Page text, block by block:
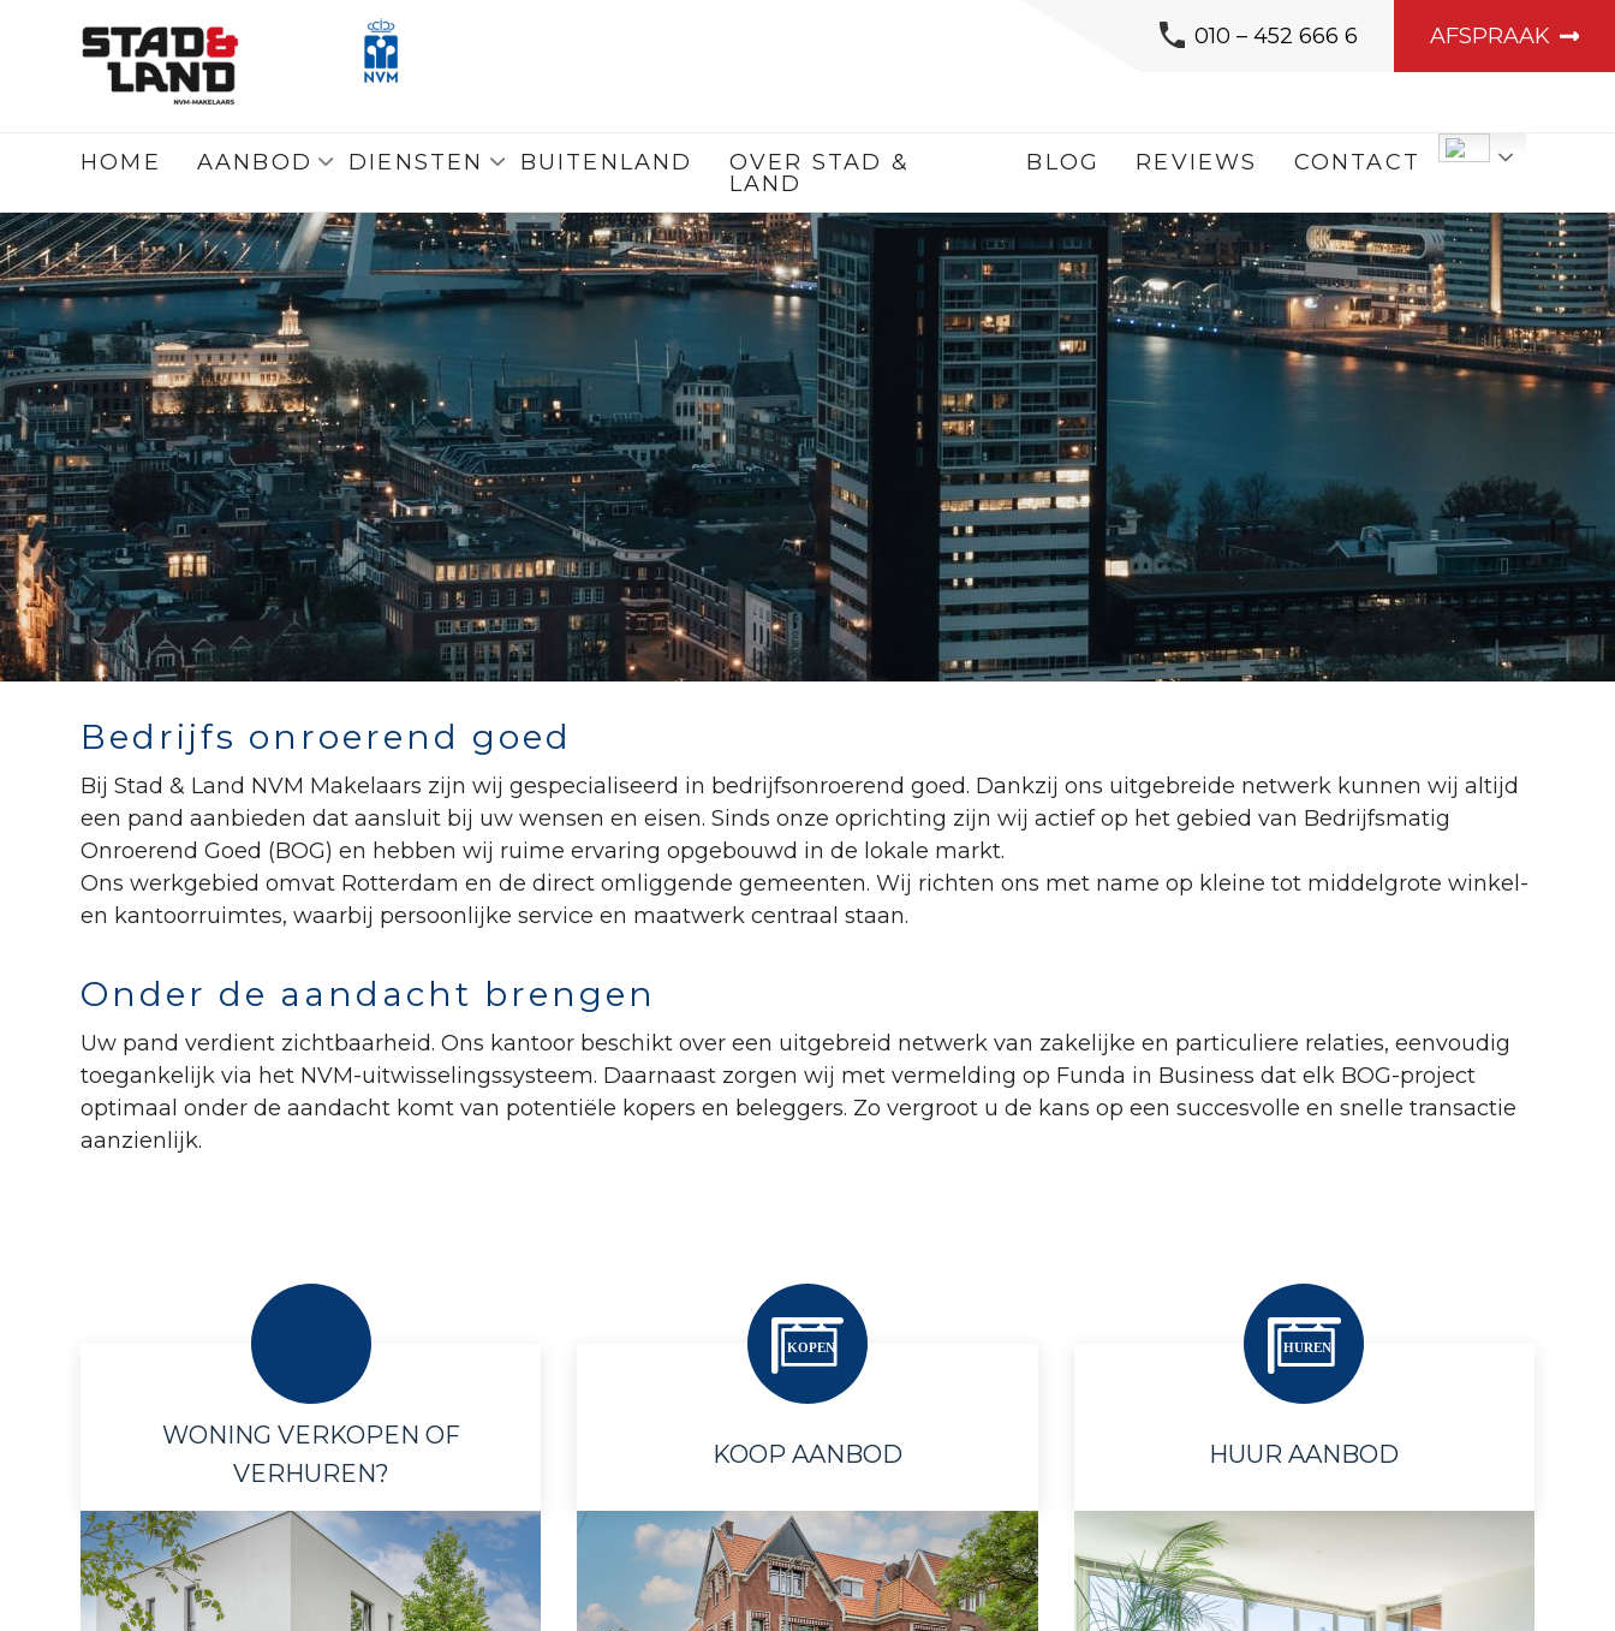
010 – 452 666 6 AFSPRAAK
HOME AANBOD DIENSTEN BUITENLAND
OVER STAD &
LAND
BLOG REVIEWS CONTACT
Bedrijfs onroerend goed
Bij Stad & Land NVM Makelaars zijn wij gespecialiseerd in bedrijfsonroerend goed. Dankzij ons uitgebreide netwerk kunnen wij altijd
een pand aanbieden dat aansluit bij uw wensen en eisen. Sinds onze oprichting zijn wij actief op het gebied van Bedrijfsmatig
Onroerend Goed (BOG) en hebben wij ruime ervaring opgebouwd in de lokale markt.
Ons werkgebied omvat Rotterdam en de direct omliggende gemeenten. Wij richten ons met name op kleine tot middelgrote winkel-
en kantoorruimtes, waarbij persoonlijke service en maatwerk centraal staan.
Onder de aandacht brengen
Uw pand verdient zichtbaarheid. Ons kantoor beschikt over een uitgebreid netwerk van zakelijke en particuliere relaties, eenvoudig
toegankelijk via het NVM-uitwisselingssysteem. Daarnaast zorgen wij met vermelding op Funda in Business dat elk BOG-project
optimaal onder de aandacht komt van potentiële kopers en beleggers. Zo vergroot u de kans op een succesvolle en snelle transactie
aanzienlijk.
WONING VERKOPEN OF
VERHUREN?
KOOP AANBOD HUUR AANBOD